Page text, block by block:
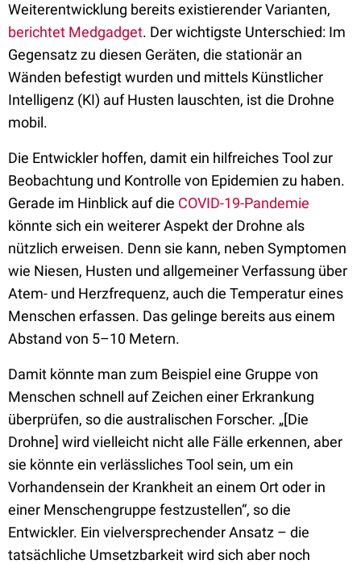
Weiterentwicklung bereits existierender Varianten,
berichtet Medgadget. Der wichtigste Unterschied: Im
Gegensatz zu diesen Geräten, die stationär an
Wänden befestigt wurden und mittels Künstlicher
Intelligenz (KI) auf Husten lauschten, ist die Drohne
mobil.
Die Entwickler hoffen, damit ein hilfreiches Tool zur
Beobachtung und Kontrolle von Epidemien zu haben.
Gerade im Hinblick auf die COVID-19-Pandemie
könnte sich ein weiterer Aspekt der Drohne als
nützlich erweisen. Denn sie kann, neben Symptomen
wie Niesen, Husten und allgemeiner Verfassung über
Atem- und Herzfrequenz, auch die Temperatur eines
Menschen erfassen. Das gelinge bereits aus einem
Abstand von 5–10 Metern.
Damit könnte man zum Beispiel eine Gruppe von
Menschen schnell auf Zeichen einer Erkrankung
überprüfen, so die australischen Forscher. „[Die
Drohne] wird vielleicht nicht alle Fälle erkennen, aber
sie könnte ein verlässliches Tool sein, um ein
Vorhandensein der Krankheit an einem Ort oder in
einer Menschengruppe festzustellen“, so die
Entwickler. Ein vielversprechender Ansatz – die
tatsächliche Umsetzbarkeit wird sich aber noch